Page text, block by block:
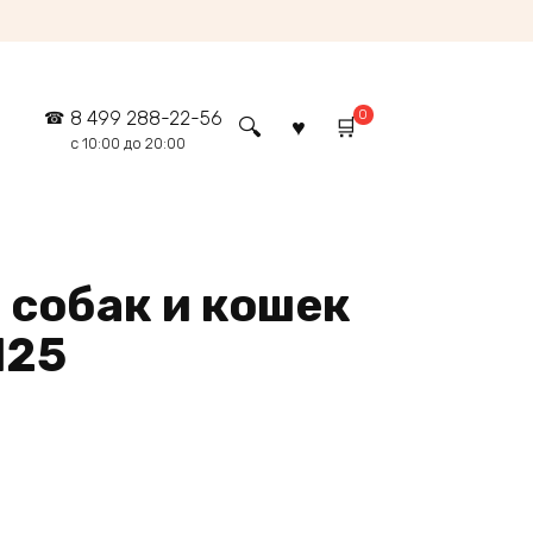
8 499 288-22-56
с 10:00 до 20:00
0
собак и кошек